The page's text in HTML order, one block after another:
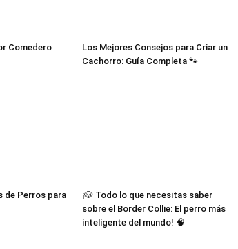
Comedero
Los Mejores Consejos para Criar un
Cachorro: Guía Completa 🐾
de Perros para
¡🐶 Todo lo que necesitas saber
sobre el Border Collie: El perro más
inteligente del mundo! 🧠